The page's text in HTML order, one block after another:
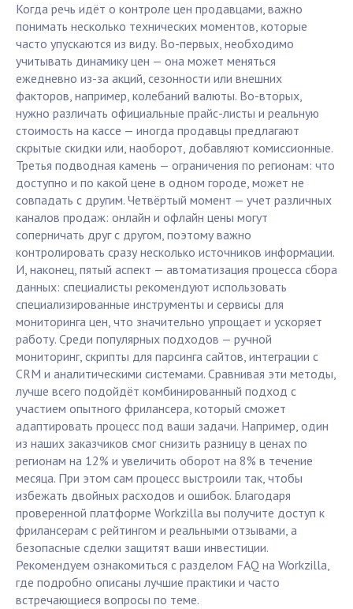
Когда речь идёт о контроле цен продавцами, важно
понимать несколько технических моментов, которые
часто упускаются из виду. Во-первых, необходимо
учитывать динамику цен — она может меняться
ежедневно из-за акций, сезонности или внешних
факторов, например, колебаний валюты. Во-вторых,
нужно различать официальные прайс-листы и реальную
стоимость на кассе — иногда продавцы предлагают
скрытые скидки или, наоборот, добавляют комиссионные.
Третья подводная камень — ограничения по регионам: что
доступно и по какой цене в одном городе, может не
совпадать с другим. Четвёртый момент — учет различных
каналов продаж: онлайн и офлайн цены могут
соперничать друг с другом, поэтому важно
контролировать сразу несколько источников информации.
И, наконец, пятый аспект — автоматизация процесса сбора
данных: специалисты рекомендуют использовать
специализированные инструменты и сервисы для
мониторинга цен, что значительно упрощает и ускоряет
работу. Среди популярных подходов — ручной
мониторинг, скрипты для парсинга сайтов, интеграции с
CRM и аналитическими системами. Сравнивая эти методы,
лучше всего подойдёт комбинированный подход с
участием опытного фрилансера, который сможет
адаптировать процесс под ваши задачи. Например, один
из наших заказчиков смог снизить разницу в ценах по
регионам на 12% и увеличить оборот на 8% в течение
месяца. При этом сам процесс выстроили так, чтобы
избежать двойных расходов и ошибок. Благодаря
проверенной платформе Workzilla вы получите доступ к
фрилансерам с рейтингом и реальными отзывами, а
безопасные сделки защитят ваши инвестиции.
Рекомендуем ознакомиться с разделом FAQ на Workzilla,
где подробно описаны лучшие практики и часто
встречающиеся вопросы по теме.